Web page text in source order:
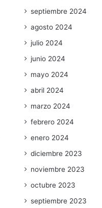
septiembre 2024
agosto 2024
julio 2024
junio 2024
mayo 2024
abril 2024
marzo 2024
febrero 2024
enero 2024
diciembre 2023
noviembre 2023
octubre 2023
septiembre 2023